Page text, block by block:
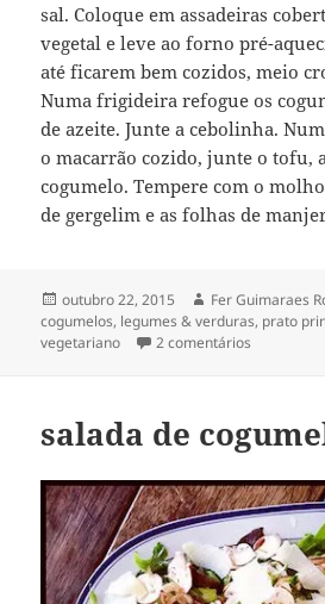
sal. Coloque em assadeiras
vegetal e leve ao forno pré-
até ficarem bem cozidos, meio
Numa frigideira refogue os
de azeite. Junte a cebolinha.
o macarrão cozido, junte o tofu,
cogumelo. Tempere com o
de gergelim e as folhas de
Publicado
em
outubro 22, 2015 Autor
Fer Guimaraes
cogumelos, legumes & verduras, prato
vegetariano
2 comentários
salada de